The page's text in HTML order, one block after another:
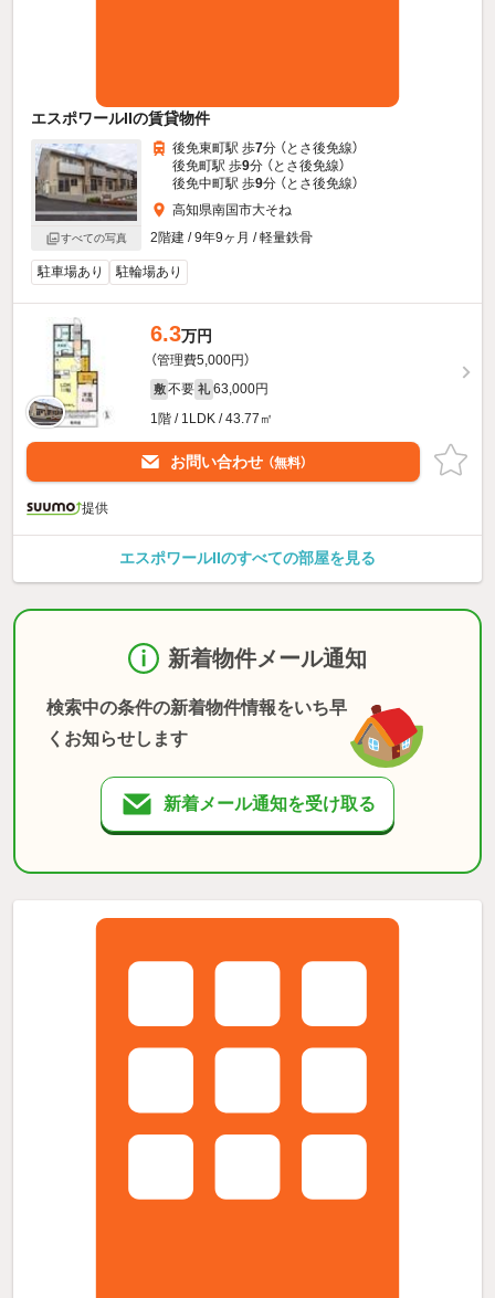
エスポワールIIの賃貸物件
すべての写真
後免東町駅 歩7分 （とさ後免線）
後免町駅 歩9分 （とさ後免線）
後免中町駅 歩9分 （とさ後免線）
高知県南国市大そね
2階建 / 9年9ヶ月 / 軽量鉄骨
駐車場あり 駐輪場あり
6.3万円
（管理費5,000円）
敷 不要 礼 63,000円
1階 / 1LDK / 43.77㎡
お問い合わせ （無料）
提供
エスポワールIIのすべての部屋を見る
新着物件メール通知
検索中の条件の新着物件情報をいち早
くお知らせします
新着メール通知を受け取る